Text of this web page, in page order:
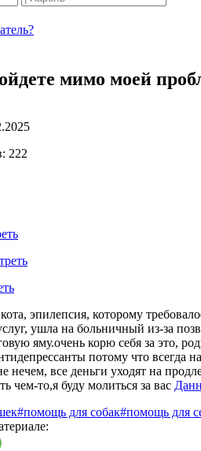
мимо моей
222
эпилепсия, которому
ушла на больничный из-за
яму.очень корю себя за это,
потому что всегда
нечем, все деньги уходят на
чем-то,я буду молиться за вас
#помощь для собак#помощь для